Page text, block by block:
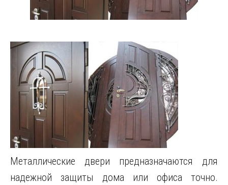
Металлические двери предназначаются для
надежной защиты дома или офиса точно.